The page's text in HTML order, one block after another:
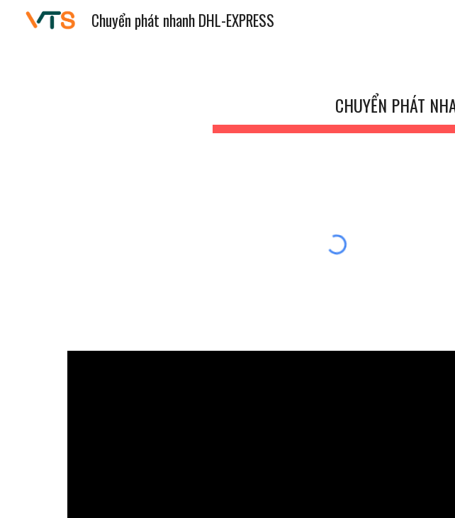
Chuyển phát nhanh DHL-EXPRESS
CHUYỂN PHÁT